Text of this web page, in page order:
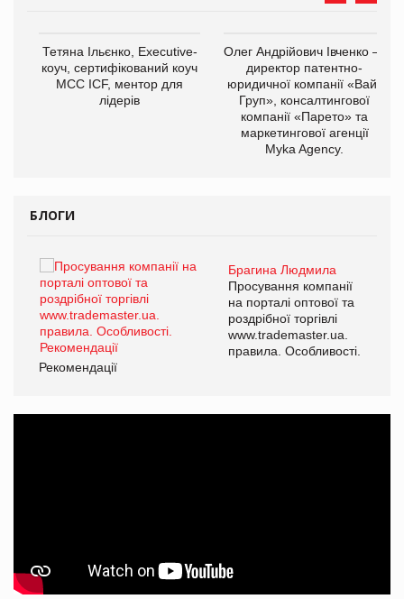
Тетяна Ільєнко, Executive-
коуч, сертифікований коуч
МСС ICF, ментор для
лідерів
Олег Андрійович Івченко —
директор патентно-
юридичної компанії «Вайз
Груп», консалтингової
компанії «Парето» та
маркетингової агенції
Myka Agency.
БЛОГИ
Брагина Людмила
Просування компанії
на порталі оптової та
роздрібної торгівлі
www.trademaster.ua.
правила. Особливості.
Рекомендації